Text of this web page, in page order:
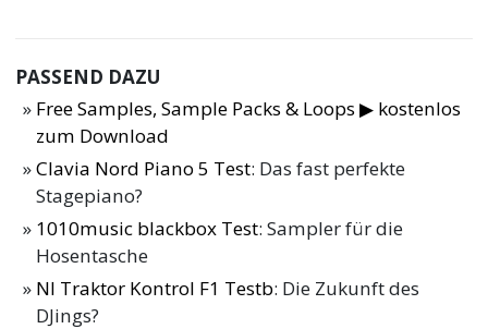
PASSEND DAZU
Free Samples, Sample Packs & Loops ▶ kostenlos
zum Download
Clavia Nord Piano 5 Test: Das fast perfekte
Stagepiano?
1010music blackbox Test: Sampler für die
Hosentasche
NI Traktor Kontrol F1 Testb: Die Zukunft des
DJings?